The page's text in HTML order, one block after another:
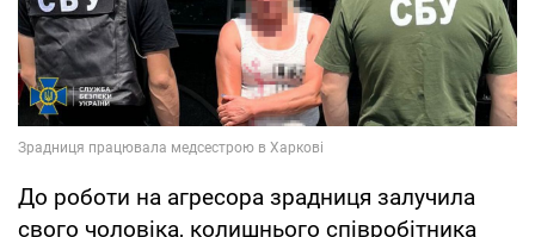
До роботи на агресора зрадниця залучила
свого чоловіка, колишнього співробітника